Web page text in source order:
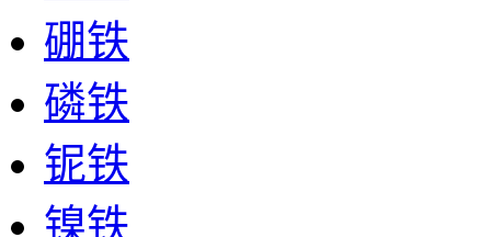
硼铁
磷铁
铌铁
镍铁